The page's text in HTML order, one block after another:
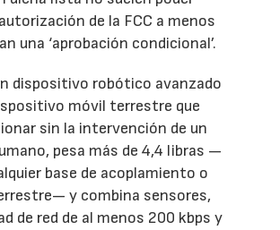
de la FCC a menos
una ‘aprobación condicional’.
dispositivo robótico avanzado
móvil terrestre que
sin la intervención de un
pesa más de 4,4 libras —
base de acoplamiento o
y combina sensores,
de red de al menos 200 kbps y